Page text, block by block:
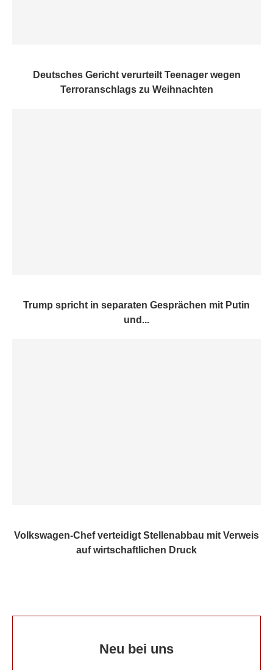
Deutsches Gericht verurteilt Teenager wegen
Terroranschlags zu Weihnachten
Trump spricht in separaten Gesprächen mit Putin
und...
Volkswagen-Chef verteidigt Stellenabbau mit Verweis
auf wirtschaftlichen Druck
Neu bei uns